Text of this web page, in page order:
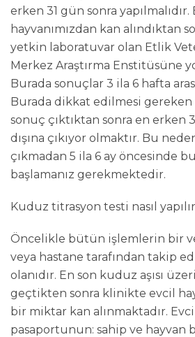
erken 31 gün sonra yapılmalıdır.
hayvanımızdan kan alındıktan
yetkin laboratuvar olan Etlik
Merkez Araştırma Enstitüsüne
Burada sonuçlar 3 ila 6 hafta
Burada dikkat edilmesi
sonuç çıktıktan sonra en erken
dışına çıkıyor olmaktır. Bu
çıkmadan 5 ila 6 ay öncesinde
başlamanız gerekmektedir.
Kuduz titrasyon testi nasıl
Öncelikle bütün işlemlerin bir
veya hastane tarafından takip
olanıdır. En son kuduz aşısı
geçtikten sonra klinikte evcil
bir miktar kan alınmaktadır. Evcil
pasaportunun: sahip ve hayvan